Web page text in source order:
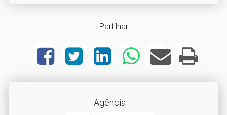
Partilhar
Agência